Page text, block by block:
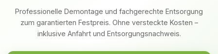
Professionelle Demontage und fachgerechte Entsorgung
zum garantierten Festpreis. Ohne versteckte Kosten –
inklusive Anfahrt und Entsorgungsnachweis.